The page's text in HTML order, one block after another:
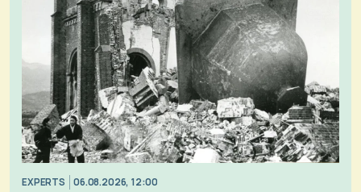
EXPERTS 06.08.2026, 12:00